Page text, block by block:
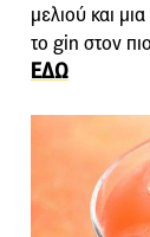
μελιού και
το gin στον
ΕΔΩ